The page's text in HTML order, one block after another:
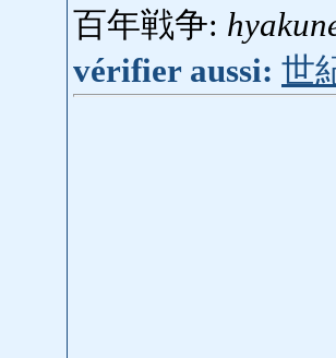
百年戦争:
vérifier aussi: 世